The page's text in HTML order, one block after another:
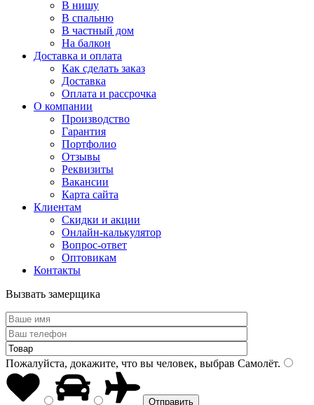
В нишу
В спальню
В частный дом
На балкон
Доставка и оплата
Как сделать заказ
Доставка
Оплата и рассрочка
О компании
Производство
Гарантия
Портфолио
Отзывы
Реквизиты
Вакансии
Карта сайта
Клиентам
Скидки и акции
Онлайн-калькулятор
Вопрос-ответ
Оптовикам
Контакты
Вызвать замерщика
Пожалуйста, докажите, что вы человек, выбрав Самолёт.